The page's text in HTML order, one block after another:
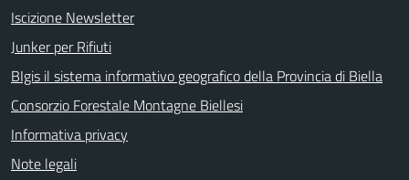
Iscizione Newsletter
Junker per Rifiuti
BIgis il sistema informativo geografico della Provincia di Biella
Consorzio Forestale Montagne Biellesi
Informativa privacy
Note legali